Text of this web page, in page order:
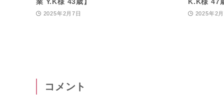
2025年2月7日 2025年2月
コメント